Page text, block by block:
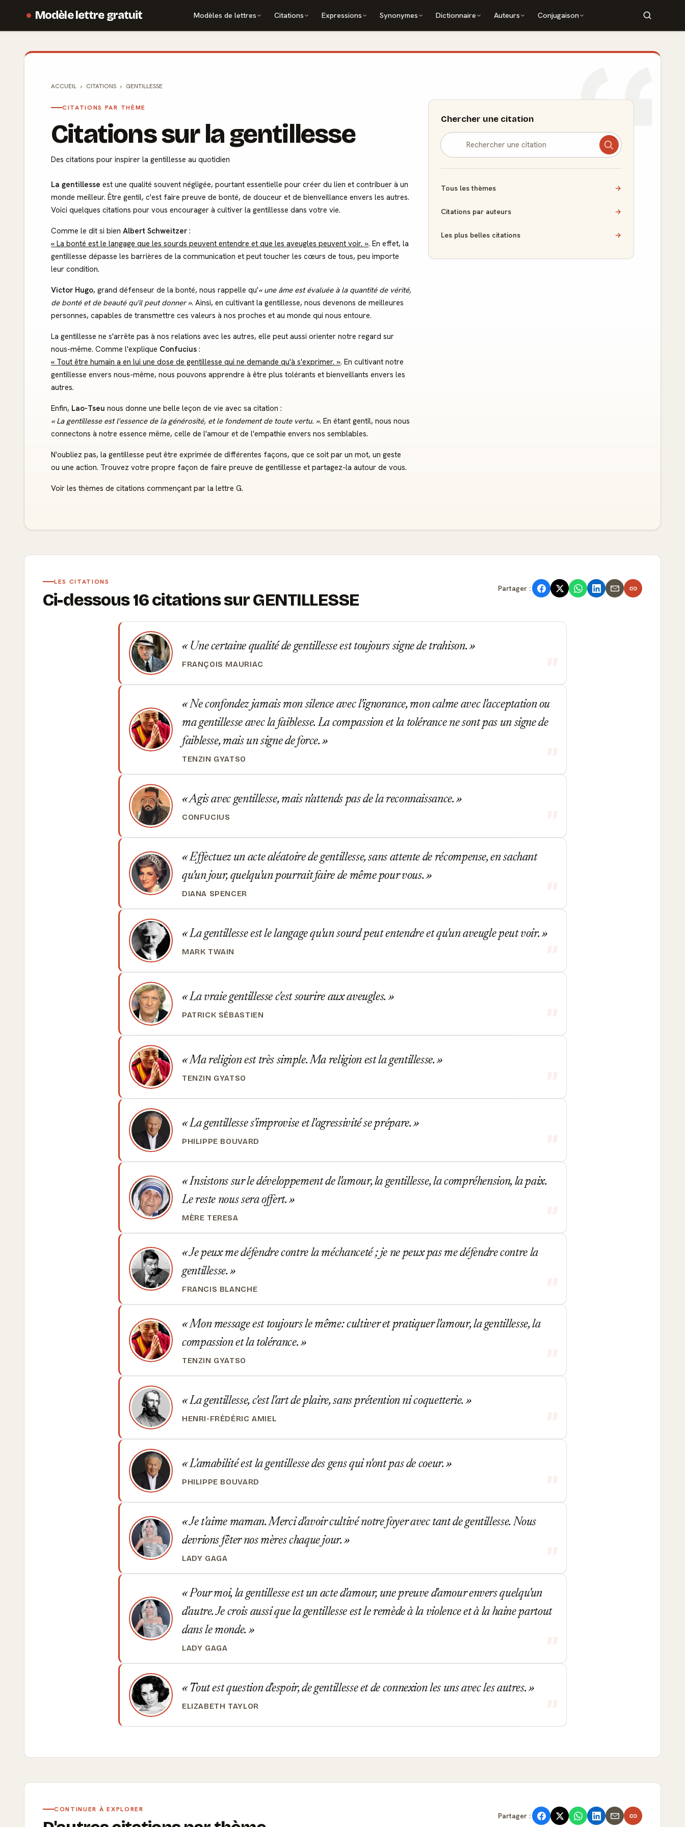
Modèle lettre gratuit Modèles de lettres Citations Expressions Synonymes Dictionnaire Auteurs Conjugaison
ACCUEIL CITATIONS GENTILLESSE
CITATIONS PAR THÈME
Citations sur la gentillesse
Des citations pour inspirer la gentillesse au quotidien
La gentillesse est une qualité souvent négligée, pourtant essentielle pour créer du lien et contribuer à un
monde meilleur. Être gentil, c'est faire preuve de bonté, de douceur et de bienveillance envers les autres.
Voici quelques citations pour vous encourager à cultiver la gentillesse dans votre vie.
Comme le dit si bien Albert Schweitzer :
« La bonté est le langage que les sourds peuvent entendre et que les aveugles peuvent voir. ». En effet, la
gentillesse dépasse les barrières de la communication et peut toucher les cœurs de tous, peu importe
leur condition.
Victor Hugo, grand défenseur de la bonté, nous rappelle qu'« une âme est évaluée à la quantité de vérité,
de bonté et de beauté qu'il peut donner ». Ainsi, en cultivant la gentillesse, nous devenons de meilleures
personnes, capables de transmettre ces valeurs à nos proches et au monde qui nous entoure.
La gentillesse ne s'arrête pas à nos relations avec les autres, elle peut aussi orienter notre regard sur
nous-même. Comme l'explique Confucius :
« Tout être humain a en lui une dose de gentillesse qui ne demande qu'à s'exprimer. ». En cultivant notre
gentillesse envers nous-même, nous pouvons apprendre à être plus tolérants et bienveillants envers les
autres.
Enfin, Lao-Tseu nous donne une belle leçon de vie avec sa citation :
« La gentillesse est l'essence de la générosité, et le fondement de toute vertu. ». En étant gentil, nous nous
connectons à notre essence même, celle de l'amour et de l'empathie envers nos semblables.
N'oubliez pas, la gentillesse peut être exprimée de différentes façons, que ce soit par un mot, un geste
ou une action. Trouvez votre propre façon de faire preuve de gentillesse et partagez-la autour de vous.
Voir les thèmes de citations commençant par la lettre G.
Chercher une citation
Tous les thèmes →
Citations par auteurs →
Les plus belles citations →
LES CITATIONS
Ci-dessous 16 citations sur GENTILLESSE
Partager :
Une certaine qualité de gentillesse est toujours signe de trahison.
FRANÇOIS MAURIAC
Ne confondez jamais mon silence avec l'ignorance, mon calme avec l'acceptation ou
ma gentillesse avec la faiblesse. La compassion et la tolérance ne sont pas un signe de
faiblesse, mais un signe de force.
TENZIN GYATSO
Agis avec gentillesse, mais n'attends pas de la reconnaissance.
CONFUCIUS
Effectuez un acte aléatoire de gentillesse, sans attente de récompense, en sachant
qu'un jour, quelqu'un pourrait faire de même pour vous.
DIANA SPENCER
La gentillesse est le langage qu'un sourd peut entendre et qu'un aveugle peut voir.
MARK TWAIN
La vraie gentillesse c'est sourire aux aveugles.
PATRICK SÉBASTIEN
Ma religion est très simple. Ma religion est la gentillesse.
TENZIN GYATSO
La gentillesse s'improvise et l'agressivité se prépare.
PHILIPPE BOUVARD
Insistons sur le développement de l'amour, la gentillesse, la compréhension, la paix.
Le reste nous sera offert.
MÈRE TERESA
Je peux me défendre contre la méchanceté ; je ne peux pas me défendre contre la
gentillesse.
FRANCIS BLANCHE
Mon message est toujours le même: cultiver et pratiquer l'amour, la gentillesse, la
compassion et la tolérance.
TENZIN GYATSO
La gentillesse, c'est l'art de plaire, sans prétention ni coquetterie.
HENRI-FRÉDÉRIC AMIEL
L'amabilité est la gentillesse des gens qui n'ont pas de coeur.
PHILIPPE BOUVARD
Je t'aime maman. Merci d'avoir cultivé notre foyer avec tant de gentillesse. Nous
devrions fêter nos mères chaque jour.
LADY GAGA
Pour moi, la gentillesse est un acte d'amour, une preuve d'amour envers quelqu'un
d'autre. Je crois aussi que la gentillesse est le remède à la violence et à la haine partout
dans le monde.
LADY GAGA
Tout est question d'espoir, de gentillesse et de connexion les uns avec les autres.
ELIZABETH TAYLOR
CONTINUER À EXPLORER
Partager :